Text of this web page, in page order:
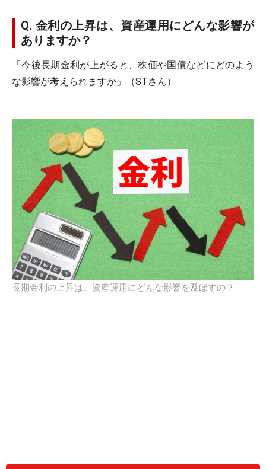
Q. 金利の上昇は、資産運用にどんな影響が
ありますか？
「今後長期金利が上がると、株価や国債などにどのよう
な影響が考えられますか」（STさん）
長期金利の上昇は、資産運用にどんな影響を及ぼすの？